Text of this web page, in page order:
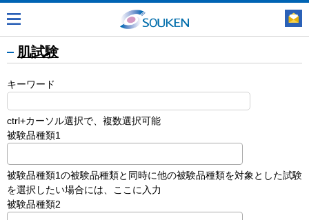
肌試験
キーワード
ctrl+カーソル選択で、複数選択可能
被験品種類1
被験品種類1の被験品種類と同時に他の被験品種類を対象とした試験
を選択したい場合には、ここに入力
被験品種類2